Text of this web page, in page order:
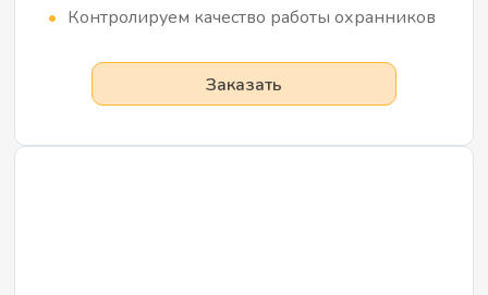
Контролируем качество работы охранников
Заказать